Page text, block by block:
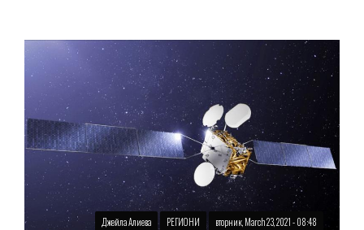
Джейла Алиева РЕГИОНИ вторник, March 23, 2021 - 08:48